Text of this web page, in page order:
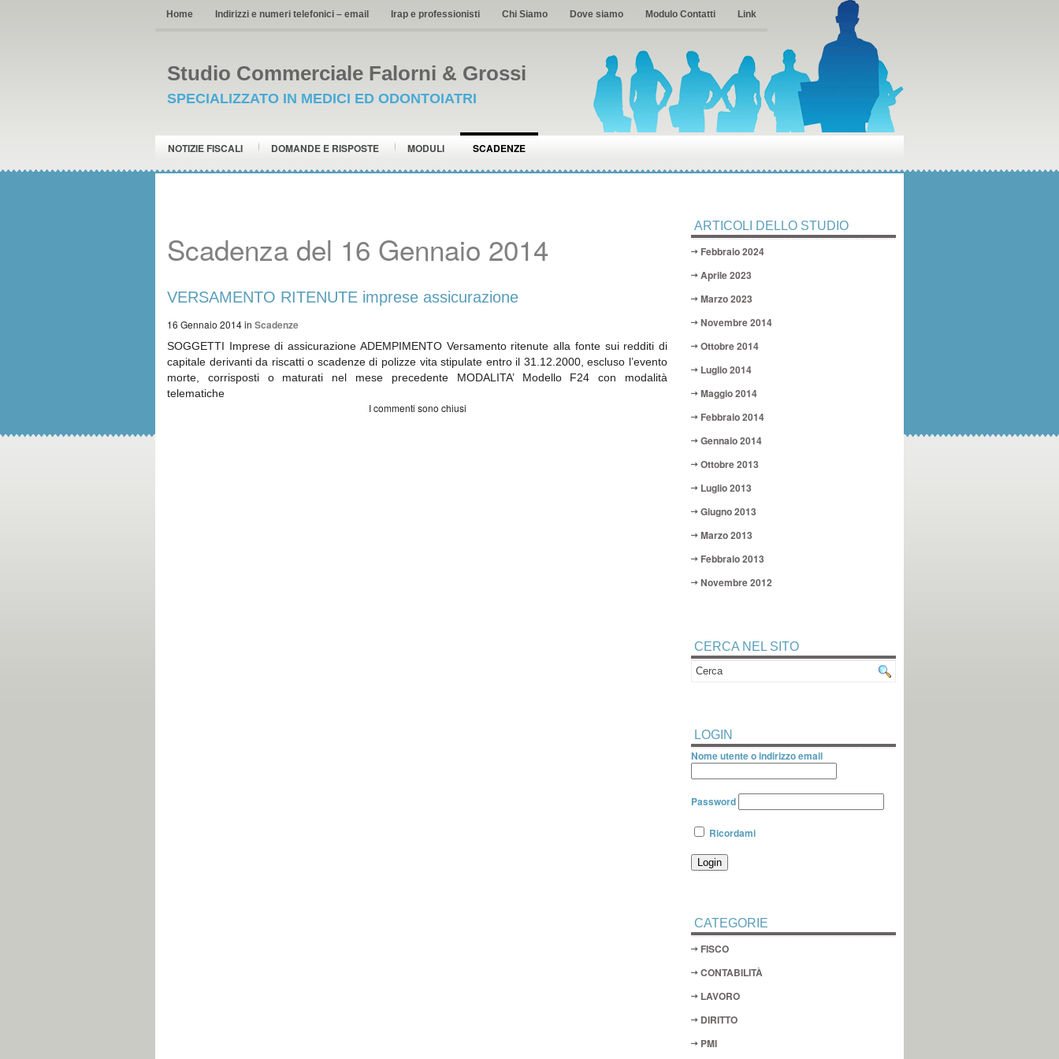
Home Indirizzi e numeri telefonici – email Irap e professionisti Chi Siamo Dove siamo Modulo Contatti Link
Studio Commerciale Falorni & Grossi
SPECIALIZZATO IN MEDICI ED ODONTOIATRI
NOTIZIE FISCALI DOMANDE E RISPOSTE MODULI SCADENZE
Scadenza del 16 Gennaio 2014
VERSAMENTO RITENUTE imprese assicurazione
16 Gennaio 2014in Scadenze
SOGGETTI Imprese di assicurazione ADEMPIMENTO Versamento ritenute alla fonte sui redditi di
capitale derivanti da riscatti o scadenze di polizze vita stipulate entro il 31.12.2000, escluso l’evento
morte, corrisposti o maturati nel mese precedente MODALITA’ Modello F24 con modalità
telematiche
I commenti sono chiusi
ARTICOLI DELLO STUDIO
Febbraio 2024
Aprile 2023
Marzo 2023
Novembre 2014
Ottobre 2014
Luglio 2014
Maggio 2014
Febbraio 2014
Gennaio 2014
Ottobre 2013
Luglio 2013
Giugno 2013
Marzo 2013
Febbraio 2013
Novembre 2012
CERCA NEL SITO
LOGIN
Nome utente o indirizzo email
Password
Ricordami
CATEGORIE
FISCO
CONTABILITÀ
LAVORO
DIRITTO
PMI